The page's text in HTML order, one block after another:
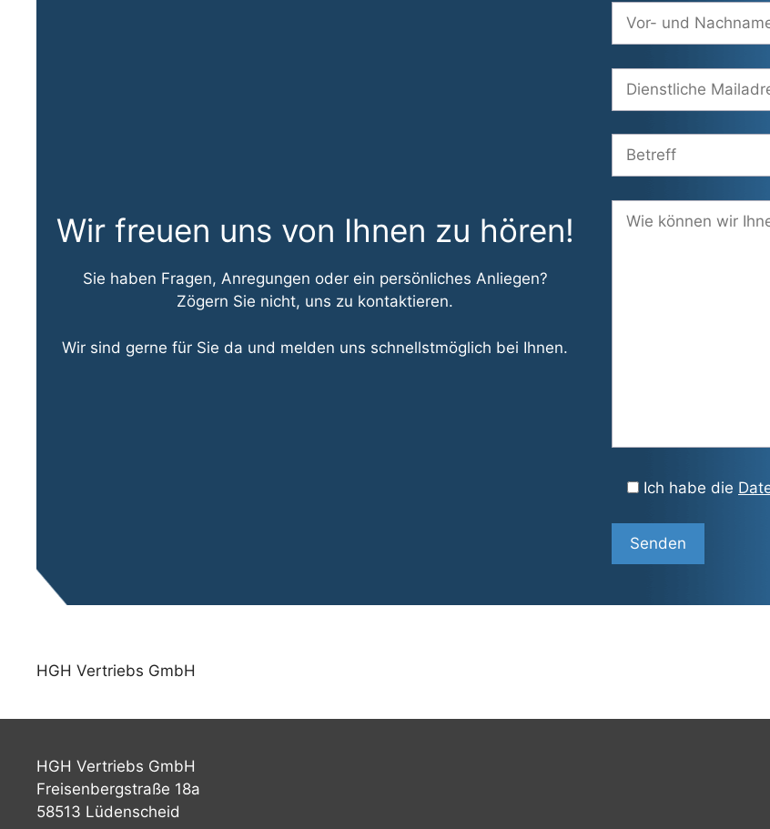
Wir freuen uns von Ihnen zu hören!
Sie haben Fragen, Anregungen oder ein persönliches Anliegen?
Zögern Sie nicht, uns zu kontaktieren.
Wir sind gerne für Sie da und melden uns schnellstmöglich bei Ihnen.
Ich habe die
HGH Vertriebs GmbH
HGH Vertriebs GmbH
Freisenbergstraße 18a
58513 Lüdenscheid